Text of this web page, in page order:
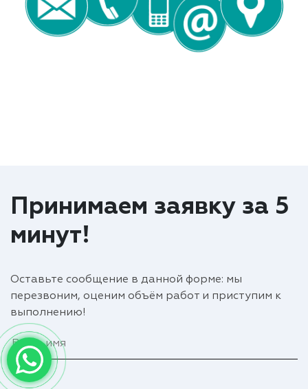
Принимаем заявку за 5
минут!
Оставьте сообщение в данной форме: мы
перезвоним, оценим объём работ и приступим к
выполнению!